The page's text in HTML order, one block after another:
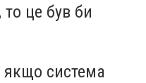
то це був би
якщо система